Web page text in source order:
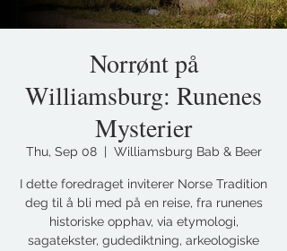
Norrønt på
Williamsburg: Runenes
Mysterier
Thu, Sep 08
  |
Williamsburg Bab & Beer
I dette foredraget inviterer Norse Tradition
deg til å bli med på en reise, fra runenes
historiske opphav, via etymologi,
sagatekster, gudediktning, arkeologiske